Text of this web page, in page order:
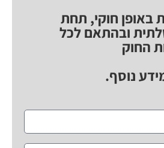
באופן חוקי, תחת
ובהתאם לכל
החוק
נוסף.